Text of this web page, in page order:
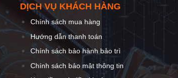
DỊCH VỤ KHÁCH HÀNG
Chính sách mua hàng
Hướng dẫn thanh toán
Chính sách bảo hành bảo trì
Chính sách bảo mật thông tin